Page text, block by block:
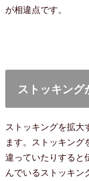
が相違点です。
ストッキング
ストッキングを拡大
ます。ストッキング
違っていたりすると
んでいるストッキン